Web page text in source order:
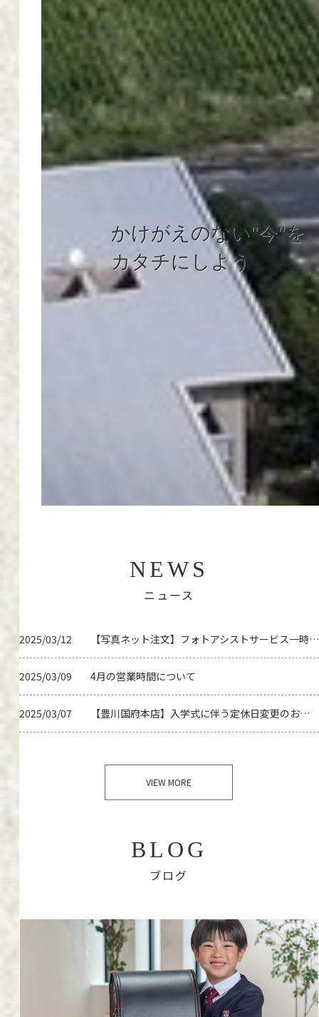
かけがえのない"今"を
カタチにしよう
NEWS
ニュース
2025/03/12 【写真ネット注文】フォトアシストサービス一時停止のお知らせ
2025/03/09 4月の営業時間について
2025/03/07 【豊川国府本店】入学式に伴う定休日変更のお知らせ
VIEW MORE
BLOG
ブログ